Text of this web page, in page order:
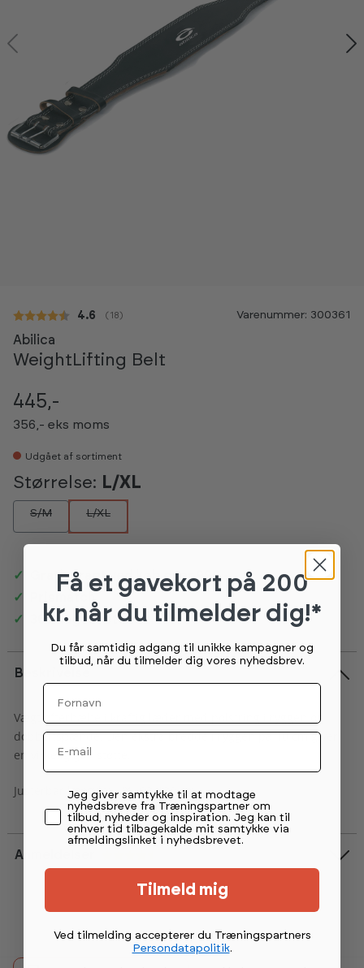
Gennemsnitlig vurdering:
4.6 ( stemmer:
18 ) Varenummer: 300361
Abilica
WeightLifting Belt
445,-
356,- eks moms
Udgået af sortiment
Størrelse: L/XL
S/M L/XL
Gratis fragt ved køb over 999,-
365 dages returret
Beskrivelse
Vægtløfterbælte i kraftig læder med polstring i ryggen og
dobbeltspænde. Den ekstra bredde i ryggen på 10 cm giver
en virkelig god støtte.
Justerbar længde: L/XL 92-120 cm
Anmeldelser
Vurdering:
4.6 ud af 5 stjerner
Få et gavekort på 200
kr. når du tilmelder dig!*
Du får samtidig adgang til unikke kampagner og
tilbud, når du tilmelder dig vores nyhedsbrev.
Fornavn
Email
Permission tekst
Jeg giver samtykke til at modtage
nyhedsbreve fra Træningspartner om
tilbud, nyheder og inspiration. Jeg kan til
enhver tid tilbagekalde mit samtykke via
afmeldingslinket i nyhedsbrevet.
Tilmeld mig
Ved tilmelding accepterer du Træningspartners
Persondatapolitik.